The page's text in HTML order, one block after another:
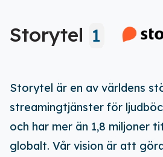
Storytel 1
Storytel är en av världens
streamingtjänster för
och har mer än 1,8 miljoner
globalt. Vår vision är att